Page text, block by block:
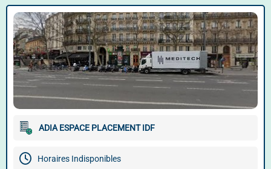
ADIA ESPACE PLACEMENT IDF
Horaires Indisponibles